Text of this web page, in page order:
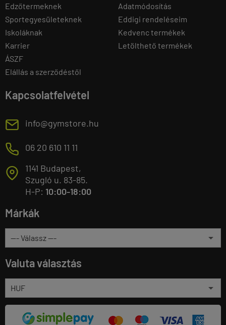
Edzőtermeknek
Sportegyesületeknek
Iskoláknak
Karrier
ÁSZF
Elállás a szerződéstől
Adatmódosítás
Eddigi rendeléseim
Kedvenc termékek
Letölthető termékek
Kapcsolatfelvétel
E info@gymstore.hu
M 06 20 610 11 11
T
1141 Budapest,
Szugló u. 83-85.
H-P: 10:00-18:00
Márkák
Valuta választás